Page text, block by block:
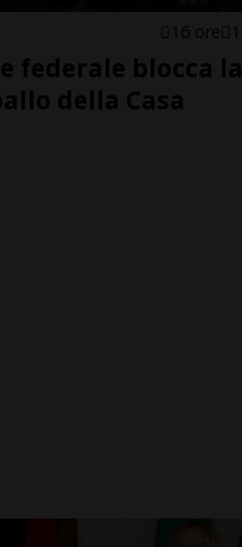
16 ore 1
federale blocca la
della Casa